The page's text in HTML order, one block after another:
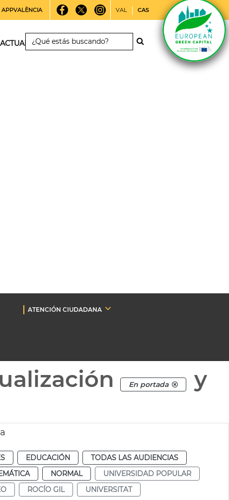
APPVALÈNCIA VAL CAS
ACTUALIDAD
ATENCIÓN CIUDADANA
En portada
y
EDUCACIÓN
TODAS LAS AUDIENCIAS
NORMAL
UNIVERSIDAD POPULAR
ROCÍO GIL
UNIVERSITAT